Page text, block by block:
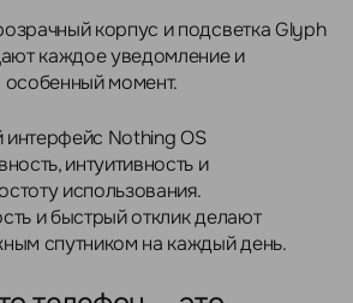
корпус и подсветка Glyph
каждое уведомление и
особенный момент.
Nothing OS
интуитивность и
использования.
и быстрый отклик делают
спутником на каждый день.